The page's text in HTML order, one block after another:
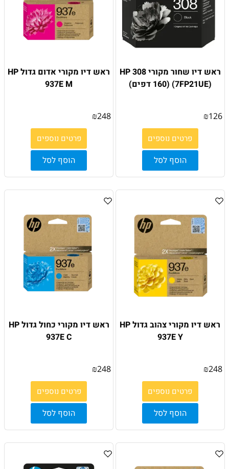
ראש דיו שחור מקורי HP 308
(7FP21UE) (160 דפים)
₪126
פרטים נוספים
הוסף לסל
ראש דיו מקורי אדום גדול HP
937E M
₪248
פרטים נוספים
הוסף לסל
ראש דיו מקורי צהוב גדול HP
937E Y
₪248
פרטים נוספים
הוסף לסל
ראש דיו מקורי כחול גדול HP
937E C
₪248
פרטים נוספים
הוסף לסל